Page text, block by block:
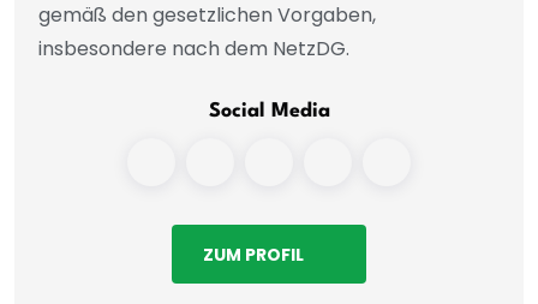
gemäß den gesetzlichen Vorgaben,
insbesondere nach dem NetzDG.
Social Media
ZUM PROFIL